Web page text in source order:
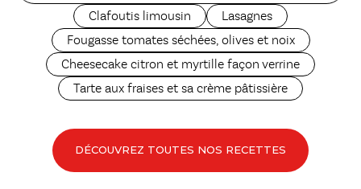
Clafoutis limousin
Lasagnes
Fougasse tomates séchées, olives et noix
Cheesecake citron et myrtille façon verrine
Tarte aux fraises et sa crème pâtissière
DÉCOUVREZ TOUTES NOS RECETTES